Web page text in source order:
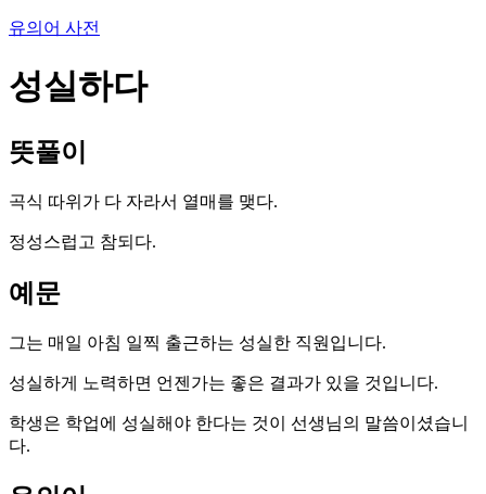
유의어 사전
성실하다
뜻풀이
곡식 따위가 다 자라서 열매를 맺다.
정성스럽고 참되다.
예문
그는 매일 아침 일찍 출근하는 성실한 직원입니다.
성실하게 노력하면 언젠가는 좋은 결과가 있을 것입니다.
학생은 학업에 성실해야 한다는 것이 선생님의 말씀이셨습니
다.